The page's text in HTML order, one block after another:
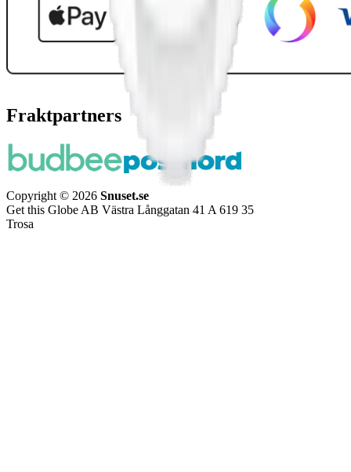
Fraktpartners
Copyright © 2026 Snuset.se
Get this Globe AB Västra Långgatan 41 A 619 35
Trosa